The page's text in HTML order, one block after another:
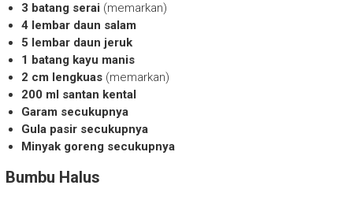
3 batang serai (memarkan)
4 lembar daun salam
5 lembar daun jeruk
1 batang kayu manis
2 cm lengkuas(memarkan)
200 ml santan kental
Garam secukupnya
Gula pasir secukupnya
Minyak goreng secukupnya
Bumbu Halus